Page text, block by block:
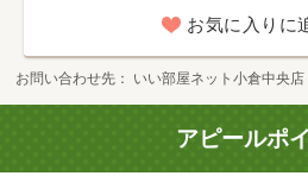
お気に入りに
お問い合わせ先 いい部屋ネット小倉中央
アピールポ